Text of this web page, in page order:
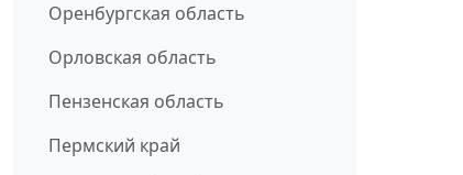
Оренбургская область
Орловская область
Пензенская область
Пермский край